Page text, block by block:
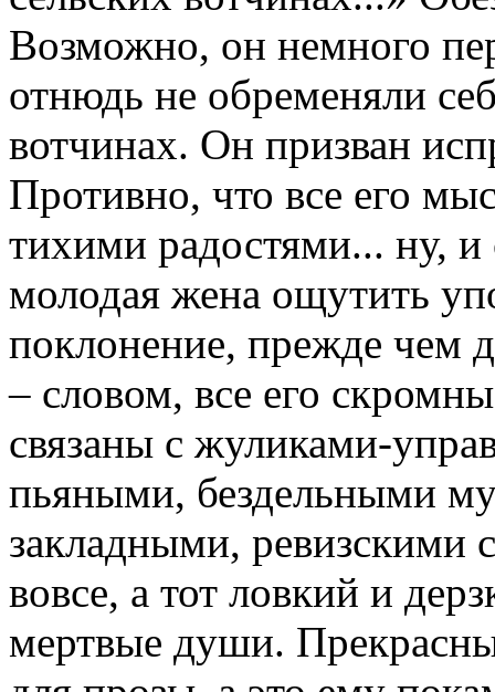
Возможно, он немного
отнюдь не обременяли
вотчинах. Он призван
Противно, что все его
тихими радостями... ну,
молодая жена ощутить
поклонение, прежде чем
– словом, все его
связаны с жуликами-
пьяными, бездельными
закладными, ревизскими
вовсе, а тот ловкий и
мертвые души.